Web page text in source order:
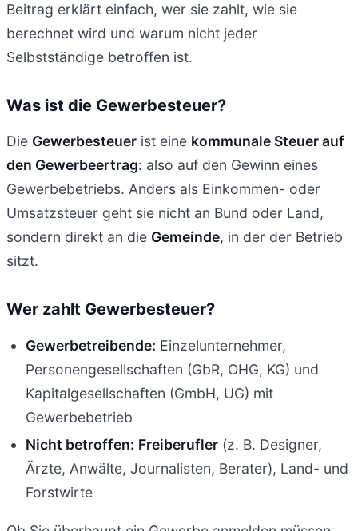
Beitrag erklärt einfach, wer sie zahlt, wie sie
berechnet wird und warum nicht jeder
Selbstständige betroffen ist.
Was ist die Gewerbesteuer?
Die Gewerbesteuer ist eine kommunale Steuer auf
den Gewerbeertrag: also auf den Gewinn eines
Gewerbebetriebs. Anders als Einkommen- oder
Umsatzsteuer geht sie nicht an Bund oder Land,
sondern direkt an die Gemeinde, in der der Betrieb
sitzt.
Wer zahlt Gewerbesteuer?
Gewerbetreibende: Einzelunternehmer,
Personengesellschaften (GbR, OHG, KG) und
Kapitalgesellschaften (GmbH, UG) mit
Gewerbebetrieb
Nicht betroffen: Freiberufler (z. B. Designer,
Ärzte, Anwälte, Journalisten, Berater), Land- und
Forstwirte